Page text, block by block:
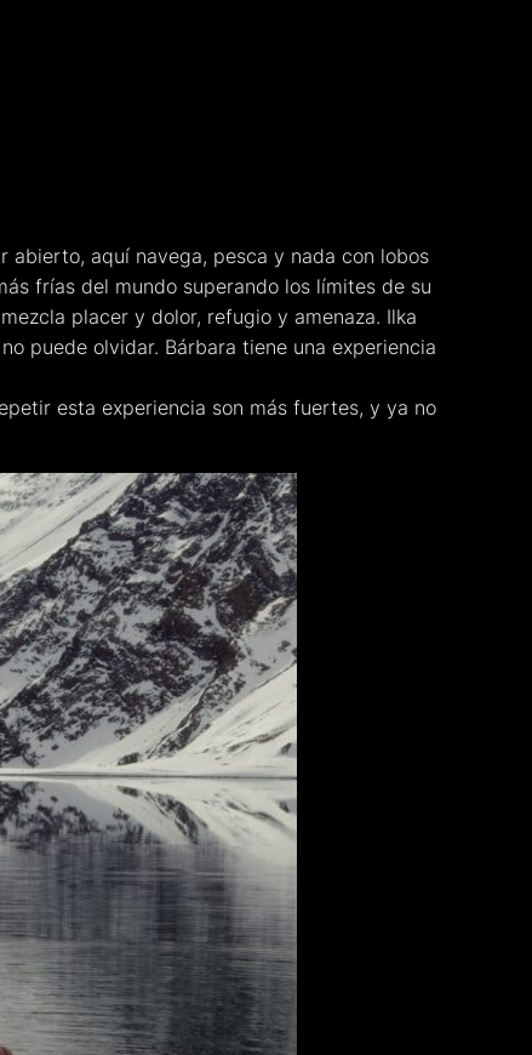
abierto, aquí navega, pesca y nada con lobos
frías del mundo superando los límites de su
placer y dolor, refugio y amenaza. Ilka
puede olvidar. Bárbara tiene una experiencia
esta experiencia son más fuertes, y ya no